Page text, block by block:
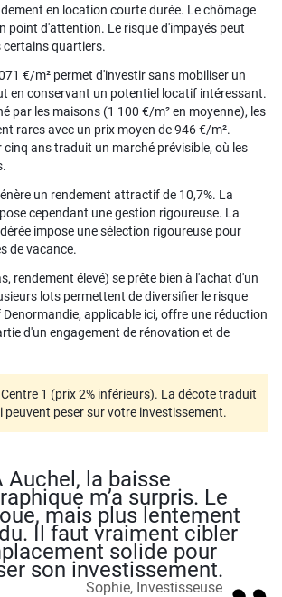
en location courte durée. Le chômage
point d'attention. Le risque d'impayés peut
certains quartiers.
€/m² permet d'investir sans mobiliser un
en conservant un potentiel locatif intéressant.
par les maisons (1 100 €/m² en moyenne), les
rares avec un prix moyen de 946 €/m².
cinq ans traduit un marché prévisible, où les
un rendement attractif de 10,7%. La
cependant une gestion rigoureuse. La
impose une sélection rigoureuse pour
de vacance.
rendement élevé) se prête bien à l'achat d'un
lots permettent de diversifier le risque
applicable ici, offre une réduction
d'un engagement de rénovation et de
1 (prix 2% inférieurs). La décote traduit
peuvent peser sur votre investissement.
Auchel, la baisse
m’a surpris. Le
mais plus lentement
Il faut vraiment cibler
solide pour
son investissement.
Sophie, Investisseuse